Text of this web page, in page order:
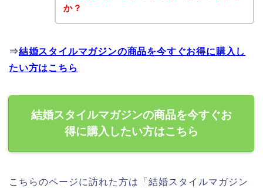
か？
⇒結婚スタイルマガジンの商品を今すぐお得に購入し
たい方はこちら
結婚スタイルマガジンの商品を今すぐお
得に購入したい方はこちら
こちらのページに訪れた方は「結婚スタイルマガジン